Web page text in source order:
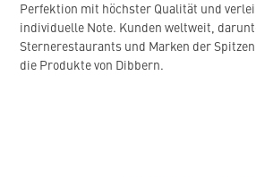
Perfektion mit höchster Qualität und
individuelle Note. Kunden weltweit,
Sternerestaurants und Marken der
die Produkte von Dibbern.